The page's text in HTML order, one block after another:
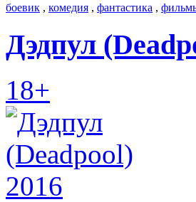
боевик , комедия , фантастика ,
Дэдпул
18+